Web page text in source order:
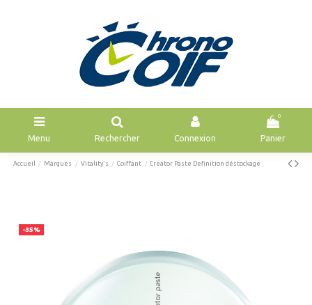
Menu Rechercher Connexion
0
Panier
Accueil Marques Vitality's Coiffant Creator Paste Definition déstockage
-35%